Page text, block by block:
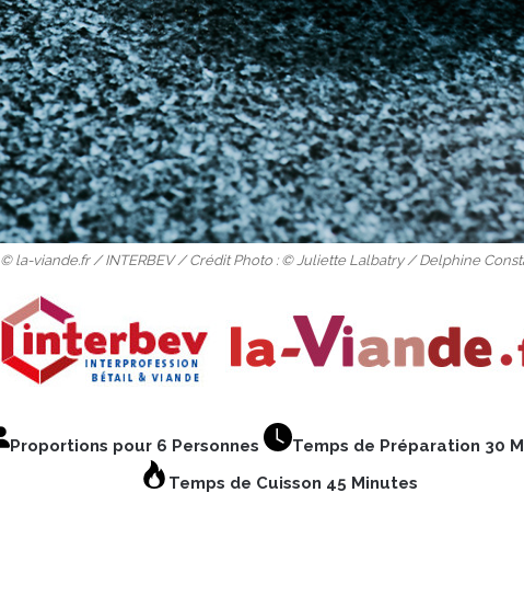
© la-viande.fr / INTERBEV / Crédit Photo : © Juliette Lalbatry / Delphine
Proportions pour 6 Personnes
Temps de Préparation 30
Temps de Cuisson 45 Minutes